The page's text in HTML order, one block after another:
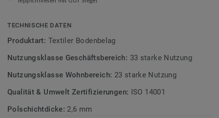
TECHNISCHE DATEN
Produktart: Textiler Bodenbelag
Nutzungsklasse Geschäftsbereich: 33 starke Nutzung
Nutzungsklasse Wohnbereich: 23 starke Nutzung
Qualität & Umwelt Zertifizierungen: ISO 14001
Polschichtdicke: 2,6 mm